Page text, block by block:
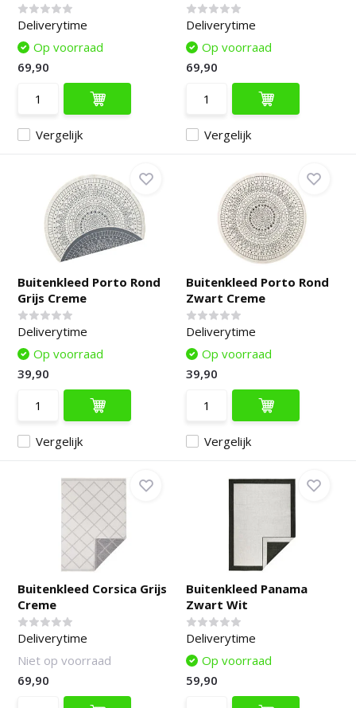
Deliverytime
Vergelijk
Op voorraad
69,90
Deliverytime
Vergelijk
Op voorraad
69,90
Buitenkleed Porto Rond
Grijs Creme
Deliverytime
Vergelijk
Op voorraad
39,90
Buitenkleed Porto Rond
Zwart Creme
Deliverytime
Vergelijk
Op voorraad
39,90
Buitenkleed Corsica Grijs
Creme
Deliverytime
Niet op voorraad
69,90
Buitenkleed Panama
Zwart Wit
Deliverytime
Op voorraad
59,90